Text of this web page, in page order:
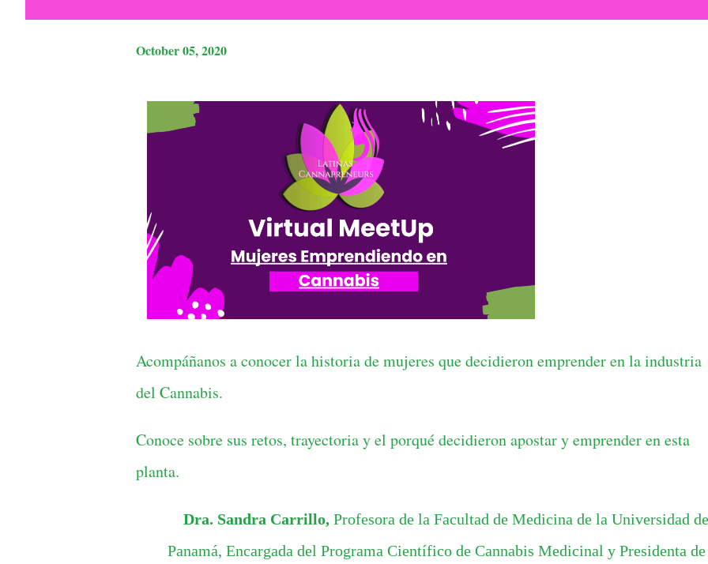
October 05, 2020
Acompáñanos a conocer la historia de mujeres que decidieron emprender en la industria
del Cannabis.
Conoce sobre sus retos, trayectoria y el porqué decidieron apostar y emprender en esta
planta.
Dra. Sandra Carrillo, Profesora de la Facultad de Medicina de la Universidad de
Panamá, Encargada del Programa Científico de Cannabis Medicinal y Presidenta de